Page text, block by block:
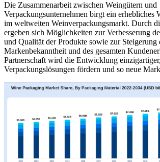
Die Zusammenarbeit zwischen Weingütern und
Verpackungsunternehmen birgt ein erhebliches
im weltweiten Weinverpackungsmarkt. Durch
ergeben sich Möglichkeiten zur Verbesserung
und Qualität der Produkte sowie zur Steigerung
Markenbekanntheit und des gesamten
Partnerschaft wird die Entwicklung
Verpackungslösungen fördern und so neue